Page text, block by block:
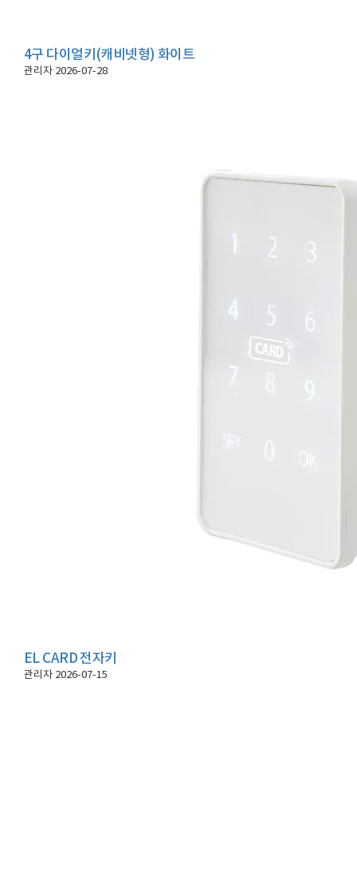
4구 다이얼키(캐비넷형) 화이트
관리자 2026-07-28
EL CARD 전자키
관리자 2026-07-15